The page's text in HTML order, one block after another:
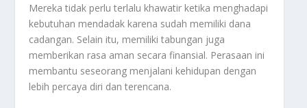
Mereka tidak perlu terlalu khawatir ketika menghadapi
kebutuhan mendadak karena sudah memiliki dana
cadangan. Selain itu, memiliki tabungan juga
memberikan rasa aman secara finansial. Perasaan ini
membantu seseorang menjalani kehidupan dengan
lebih percaya diri dan terencana.